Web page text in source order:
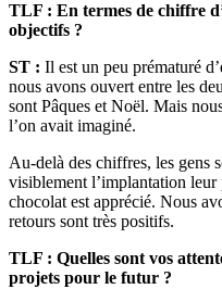
TLF : En termes de chiffre
objectifs ?
ST : Il est un peu prématuré
nous avons ouvert entre les
sont Pâques et Noël. Mais
l’on avait imaginé.
Au-delà des chiffres, les gens
visiblement l’implantation
chocolat est apprécié. Nous
retours sont très positifs.
TLF : Quelles sont vos
projets pour le futur ?